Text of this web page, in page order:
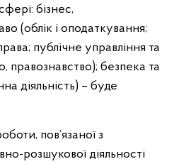
бізнес,
(облік і оподаткування;
публічне управління та
правознавство); безпека та
діяльність) – буде
пов’язаної з
розшукової діяльності